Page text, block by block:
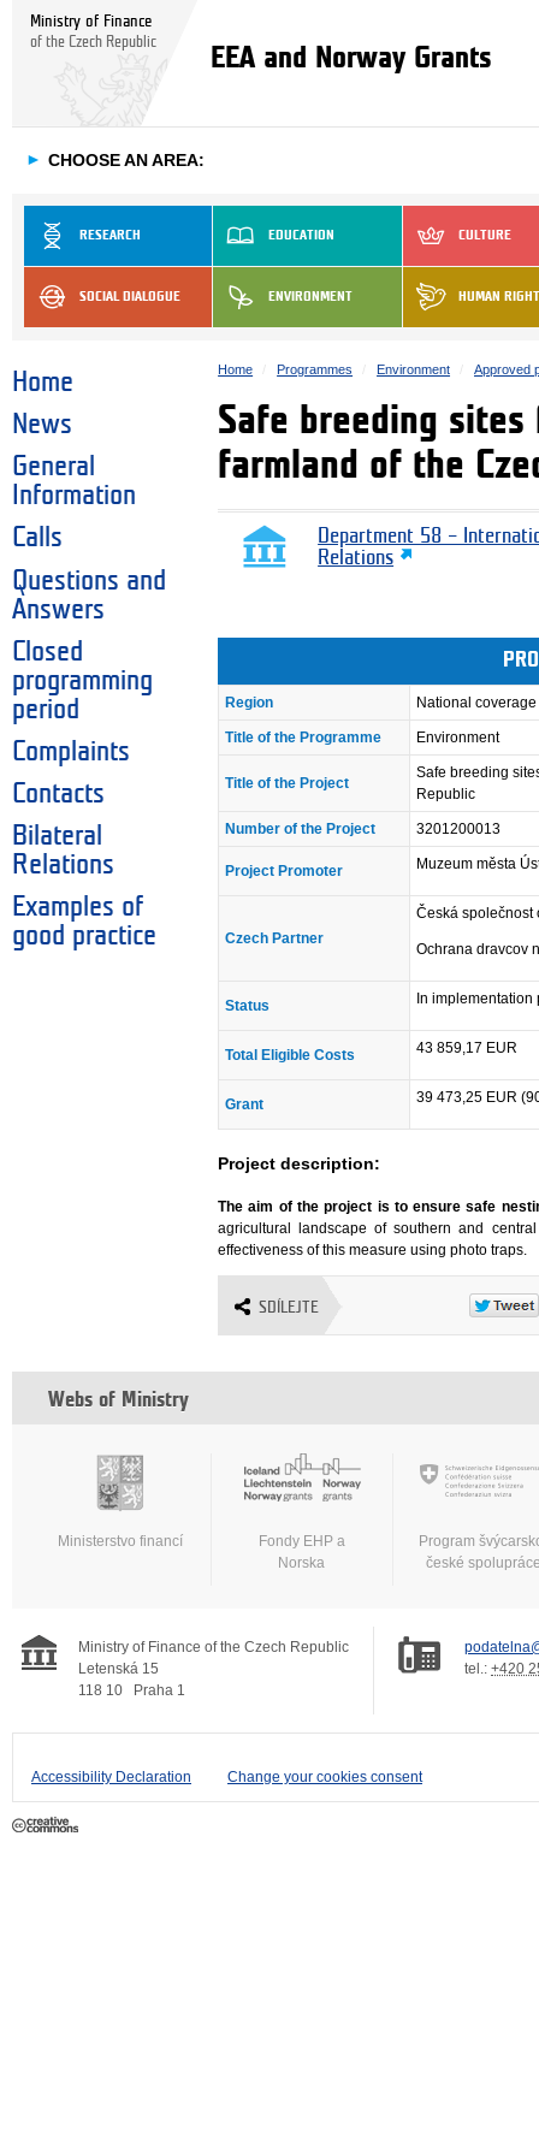
Ministry of Finance
of the Czech Republic
EEA and Norway Grants
► CHOOSE AN AREA:
RESEARCH EDUCATION CULTURE
SOCIAL DIALOGUE ENVIRONMENT HUMAN
Home
News
General
Information
Calls
Questions and
Answers
Closed
programming
period
Complaints
Contacts
Bilateral
Relations
Examples of
good practice
Home Programmes Environment Approved
Safe breeding sites
farmland of the
Department 58 –
Relations
Region National coverage
Title of the Programme Environment
Title of the Project
Safe breeding
Republic
Number of the Project 3201200013
Project Promoter Muzeum města
Czech Partner
Česká společnost
Ochrana dravcov
Status In
Total Eligible Costs 43 859,17 EUR
Grant 39 473,25 EUR
Project description:
The aim of the project is to ensure safe
agricultural landscape of southern and
effectiveness of this measure using photo traps.
SDÍLEJTE
Webs of Ministry
Ministerstvo financí
Fondy EHP a
Norska
Program
české
Ministry of Finance of the Czech Republic
Letenská 15
118 10
Praha 1
tel.: +420
Accessibility Declaration Change your cookies consent